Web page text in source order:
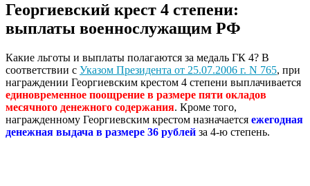
Георгиевский крест 4 степени:
выплаты военнослужащим РФ
Какие льготы и выплаты полагаются за медаль ГК 4? В
соответствии с Указом Президента от 25.07.2006 г. N 765, при
награждении Георгиевским крестом 4 степени выплачивается
единовременное поощрение в размере пяти окладов
месячного денежного содержания. Кроме того,
награжденному Георгиевским крестом назначается ежегодная
денежная выдача в размере 36 рублей за 4-ю степень.